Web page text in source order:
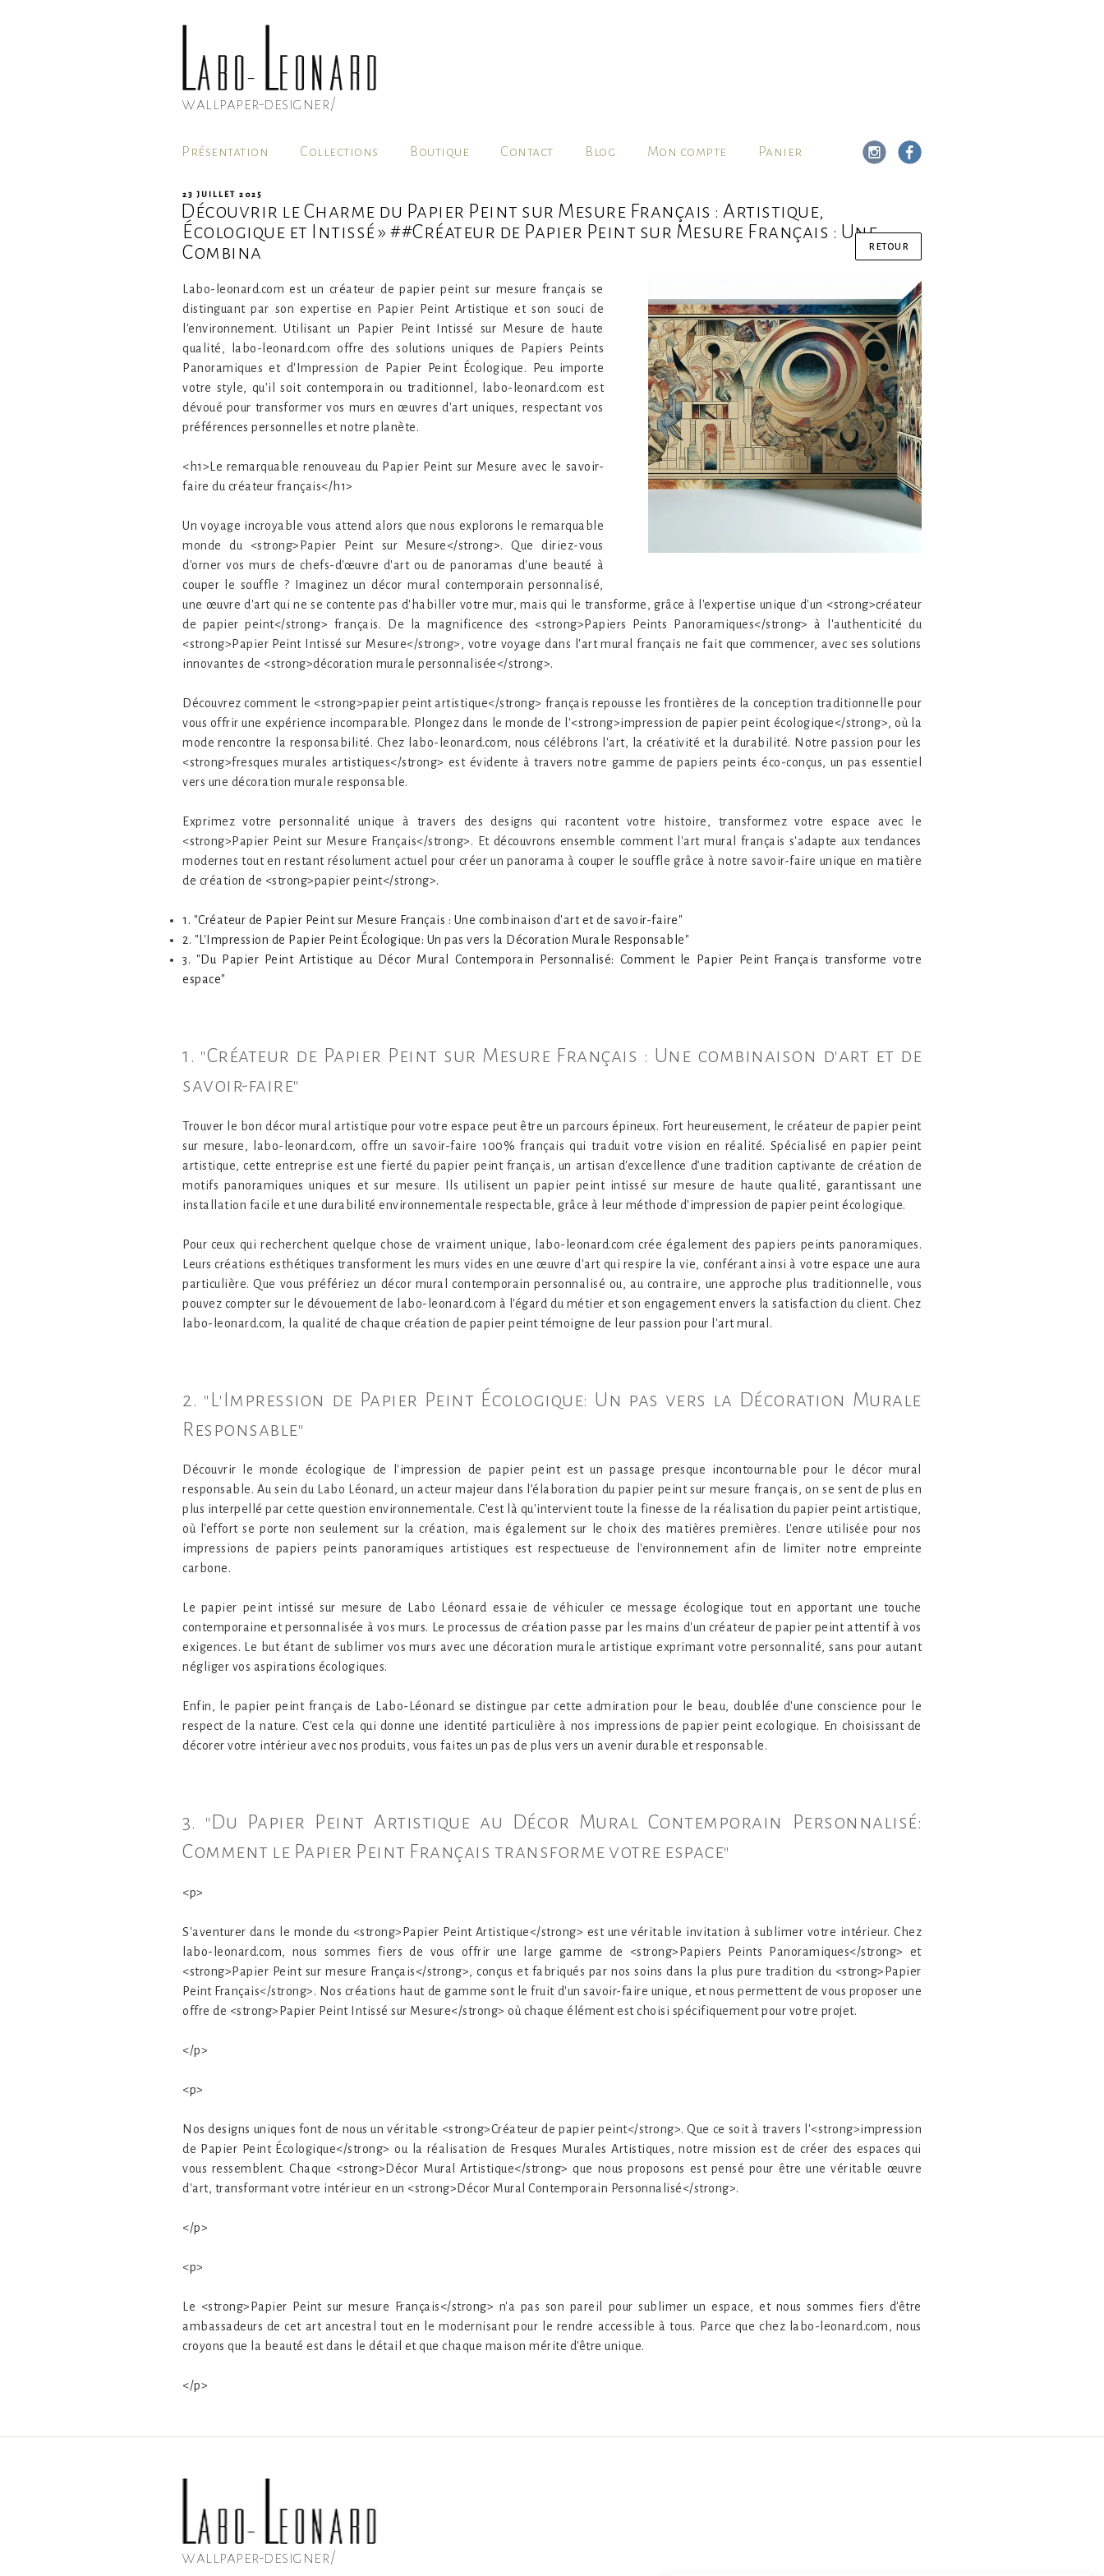
wallpaper-designer/
Présentation Collections Boutique Contact Blog Mon compte Panier
PUBLIÉ
LE
23 JUILLET 2025
Découvrir le Charme du Papier Peint sur Mesure Français : Artistique,
Écologique et Intissé » ##Créateur de Papier Peint sur Mesure Français : Une
Combina
retour
Labo-leonard.com est un créateur de papier peint sur mesure français se
distinguant par son expertise en Papier Peint Artistique et son souci de
l'environnement. Utilisant un Papier Peint Intissé sur Mesure de haute
qualité, labo-leonard.com offre des solutions uniques de Papiers Peints
Panoramiques et d'Impression de Papier Peint Écologique. Peu importe
votre style, qu'il soit contemporain ou traditionnel, labo-leonard.com est
dévoué pour transformer vos murs en œuvres d'art uniques, respectant vos
préférences personnelles et notre planète.
<h1>Le remarquable renouveau du Papier Peint sur Mesure avec le savoir-
faire du créateur français</h1>
Un voyage incroyable vous attend alors que nous explorons le remarquable
monde du <strong>Papier Peint sur Mesure</strong>. Que diriez-vous
d'orner vos murs de chefs-d'œuvre d'art ou de panoramas d'une beauté à
couper le souffle ? Imaginez un décor mural contemporain personnalisé,
une œuvre d'art qui ne se contente pas d'habiller votre mur, mais qui le transforme, grâce à l'expertise unique d'un <strong>créateur
de papier peint</strong> français. De la magnificence des <strong>Papiers Peints Panoramiques</strong> à l'authenticité du
<strong>Papier Peint Intissé sur Mesure</strong>, votre voyage dans l'art mural français ne fait que commencer, avec ses solutions
innovantes de <strong>décoration murale personnalisée</strong>.
Découvrez comment le <strong>papier peint artistique</strong> français repousse les frontières de la conception traditionnelle pour
vous offrir une expérience incomparable. Plongez dans le monde de l'<strong>impression de papier peint écologique</strong>, où la
mode rencontre la responsabilité. Chez labo-leonard.com, nous célébrons l'art, la créativité et la durabilité. Notre passion pour les
<strong>fresques murales artistiques</strong> est évidente à travers notre gamme de papiers peints éco-conçus, un pas essentiel
vers une décoration murale responsable.
Exprimez votre personnalité unique à travers des designs qui racontent votre histoire, transformez votre espace avec le
<strong>Papier Peint sur Mesure Français</strong>. Et découvrons ensemble comment l'art mural français s'adapte aux tendances
modernes tout en restant résolument actuel pour créer un panorama à couper le souffle grâce à notre savoir-faire unique en matière
de création de <strong>papier peint</strong>.
1. "Créateur de Papier Peint sur Mesure Français : Une combinaison d'art et de savoir-faire"
2. "L'Impression de Papier Peint Écologique: Un pas vers la Décoration Murale Responsable"
3. "Du Papier Peint Artistique au Décor Mural Contemporain Personnalisé: Comment le Papier Peint Français transforme votre
espace"
1. "Créateur de Papier Peint sur Mesure Français : Une combinaison d'art et de
savoir-faire"
Trouver le bon décor mural artistique pour votre espace peut être un parcours épineux. Fort heureusement, le créateur de papier peint
sur mesure, labo-leonard.com, offre un savoir-faire 100% français qui traduit votre vision en réalité. Spécialisé en papier peint
artistique, cette entreprise est une fierté du papier peint français, un artisan d'excellence d’une tradition captivante de création de
motifs panoramiques uniques et sur mesure. Ils utilisent un papier peint intissé sur mesure de haute qualité, garantissant une
installation facile et une durabilité environnementale respectable, grâce à leur méthode d'impression de papier peint écologique.
Pour ceux qui recherchent quelque chose de vraiment unique, labo-leonard.com crée également des papiers peints panoramiques.
Leurs créations esthétiques transforment les murs vides en une œuvre d'art qui respire la vie, conférant ainsi à votre espace une aura
particulière. Que vous préfériez un décor mural contemporain personnalisé ou, au contraire, une approche plus traditionnelle, vous
pouvez compter sur le dévouement de labo-leonard.com à l'égard du métier et son engagement envers la satisfaction du client. Chez
labo-leonard.com, la qualité de chaque création de papier peint témoigne de leur passion pour l'art mural.
2. "L'Impression de Papier Peint Écologique: Un pas vers la Décoration Murale
Responsable"
Découvrir le monde écologique de l'impression de papier peint est un passage presque incontournable pour le décor mural
responsable. Au sein du Labo Léonard, un acteur majeur dans l’élaboration du papier peint sur mesure français, on se sent de plus en
plus interpellé par cette question environnementale. C'est là qu'intervient toute la finesse de la réalisation du papier peint artistique,
où l'effort se porte non seulement sur la création, mais également sur le choix des matières premières. L'encre utilisée pour nos
impressions de papiers peints panoramiques artistiques est respectueuse de l'environnement afin de limiter notre empreinte
carbone.
Le papier peint intissé sur mesure de Labo Léonard essaie de véhiculer ce message écologique tout en apportant une touche
contemporaine et personnalisée à vos murs. Le processus de création passe par les mains d'un créateur de papier peint attentif à vos
exigences. Le but étant de sublimer vos murs avec une décoration murale artistique exprimant votre personnalité, sans pour autant
négliger vos aspirations écologiques.
Enfin, le papier peint français de Labo-Léonard se distingue par cette admiration pour le beau, doublée d'une conscience pour le
respect de la nature. C'est cela qui donne une identité particulière à nos impressions de papier peint ecologique. En choisissant de
décorer votre intérieur avec nos produits, vous faites un pas de plus vers un avenir durable et responsable.
3. "Du Papier Peint Artistique au Décor Mural Contemporain Personnalisé:
Comment le Papier Peint Français transforme votre espace"
<p>
S'aventurer dans le monde du <strong>Papier Peint Artistique</strong> est une véritable invitation à sublimer votre intérieur. Chez
labo-leonard.com, nous sommes fiers de vous offrir une large gamme de <strong>Papiers Peints Panoramiques</strong> et
<strong>Papier Peint sur mesure Français</strong>, conçus et fabriqués par nos soins dans la plus pure tradition du <strong>Papier
Peint Français</strong>. Nos créations haut de gamme sont le fruit d'un savoir-faire unique, et nous permettent de vous proposer une
offre de <strong>Papier Peint Intissé sur Mesure</strong> où chaque élément est choisi spécifiquement pour votre projet.
</p>
<p>
Nos designs uniques font de nous un véritable <strong>Créateur de papier peint</strong>. Que ce soit à travers l'<strong>impression
de Papier Peint Écologique</strong> ou la réalisation de Fresques Murales Artistiques, notre mission est de créer des espaces qui
vous ressemblent. Chaque <strong>Décor Mural Artistique</strong> que nous proposons est pensé pour être une véritable œuvre
d'art, transformant votre intérieur en un <strong>Décor Mural Contemporain Personnalisé</strong>.
</p>
<p>
Le <strong>Papier Peint sur mesure Français</strong> n'a pas son pareil pour sublimer un espace, et nous sommes fiers d'être
ambassadeurs de cet art ancestral tout en le modernisant pour le rendre accessible à tous. Parce que chez labo-leonard.com, nous
croyons que la beauté est dans le détail et que chaque maison mérite d'être unique.
</p>
wallpaper-designer/